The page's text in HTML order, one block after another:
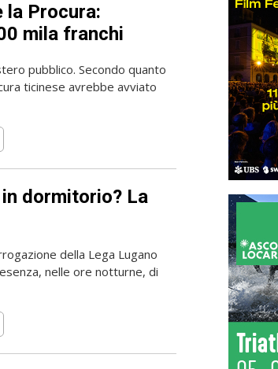
la Procura:
mila franchi
pubblico. Secondo quanto
ticinese avrebbe avviato
dormitorio? La
della Lega Lugano
nelle ore notturne, di